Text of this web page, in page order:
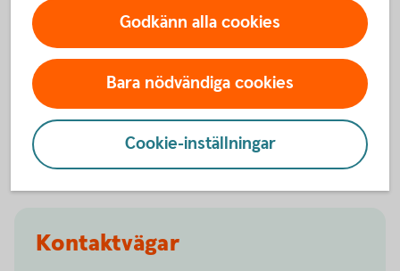
Hur fungerar samtalsstöd?
Kostar det något med samtalsstöd?
Kontaktvägar
Godkänn alla cookies
Bara nödvändiga cookies
Cookie-inställningar